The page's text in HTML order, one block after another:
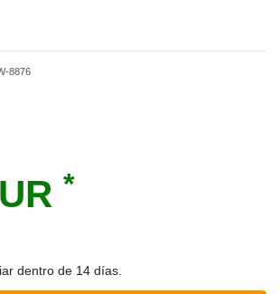
8876
*
dentro de 14 días.